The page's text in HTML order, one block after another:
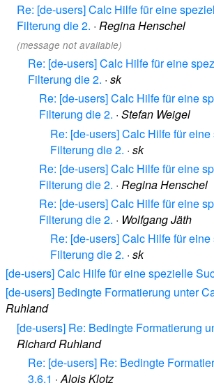
Re: [de-users] Calc Hilfe für eine
Filterung die 2. · Regina Henschel
(message not available)
Re: [de-users] Calc Hilfe für eine
Filterung die 2. · sk
Re: [de-users] Calc Hilfe für eine
Filterung die 2. · Stefan Weigel
Re: [de-users] Calc Hilfe für
Filterung die 2. · sk
Re: [de-users] Calc Hilfe für eine
Filterung die 2. · Regina Henschel
Re: [de-users] Calc Hilfe für eine
Filterung die 2. · Wolfgang Jäth
Re: [de-users] Calc Hilfe für
Filterung die 2. · sk
[de-users] Calc Hilfe für eine spezielle
[de-users] Bedingte Formatierung unter
Ruhland
[de-users] Re: Bedingte Formatierung
Richard Ruhland
Re: [de-users] Re: Bedingte
3.6.1 ·Alois Klotz